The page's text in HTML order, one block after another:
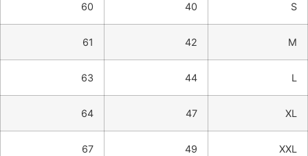
S
40
60
M
42
61
L
44
63
XL
47
64
XXL
49
67